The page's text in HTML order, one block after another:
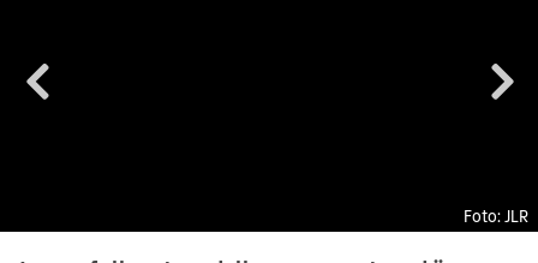
JLR
JLR